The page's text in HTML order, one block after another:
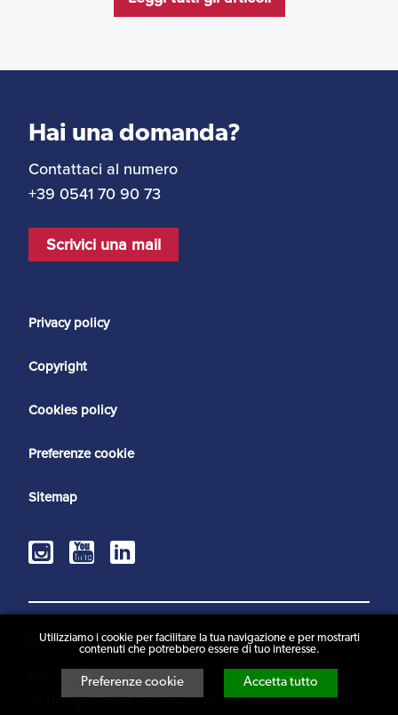
Utilizziamo i cookie per facilitare la tua navigazione e per mostrarti
contenuti che potrebbero essere di tuo interesse.
Preferenze cookie Accetta tutto
Hai una domanda?
Contattaci al numero
+39 0541 70 90 73
Scrivici una mail
Privacy policy
Copyright
Cookies policy
Preferenze cookie
Sitemap
Le nostre sedi
New York
18 Bridge Street 2A Brooklyn, NY 11201